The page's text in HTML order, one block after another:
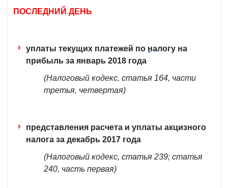
ПОСЛЕДНИЙ ДЕНЬ
уплаты текущих платежей по налогу на
прибыль за январь 2018 года
*
(Налоговый кодекс, статья 164, части
третья, четвертая)
представления расчета и уплаты акцизного
налога за декабрь 2017 года
(Налоговый кодекс, статья 239; статья
240, часть первая)